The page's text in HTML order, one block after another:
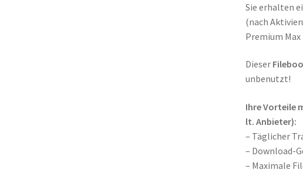
Sie erhalten
(nach
Premium Max
Dieser
unbenutzt!
Ihre Vorteile
lt. Anbieter):
– Täglicher
– Download-
– Maximale